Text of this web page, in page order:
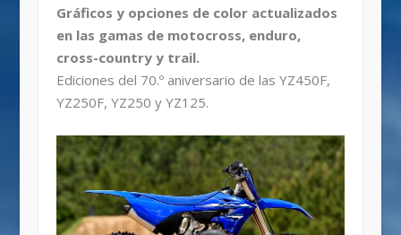
Gráficos y opciones de color actualizados
en las gamas de motocross, enduro,
cross-country y trail.
Ediciones del 70.º aniversario de las YZ450F,
YZ250F, YZ250 y YZ125.